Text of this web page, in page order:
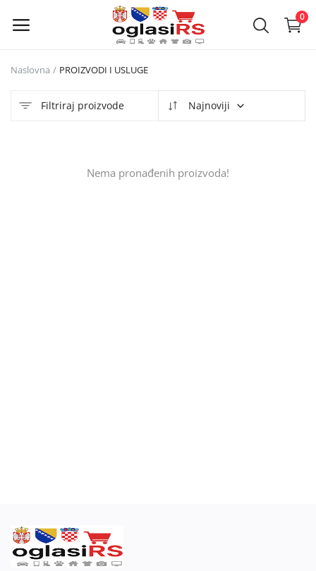
0
oglas
Naslovna PROIZVODI I USLUGE
Filtriraj proizvode Najnoviji
Nema pronađenih proizvoda!